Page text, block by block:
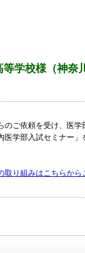
学校様（神奈
のご依頼を受け、医
医学部入試セミナー」
取り組みはこちらから